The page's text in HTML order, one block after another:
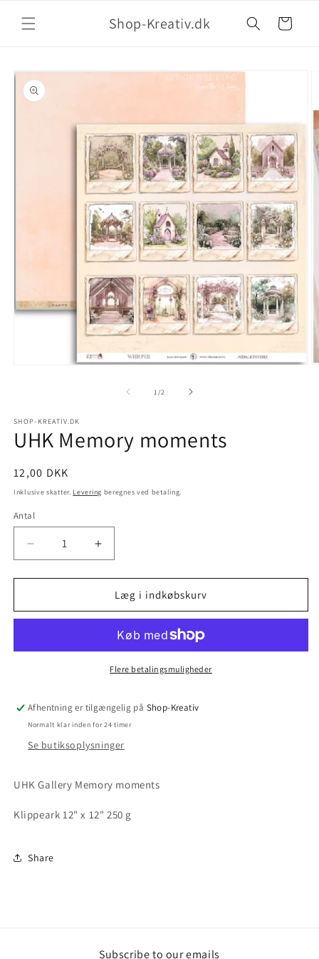
Shop-Kreativ.dk Indkøbskurv
1 /2
SHOP-KREATIV.DK
UHK Memory moments
12,00 DKK
Inklusive skatter. Levering beregnes ved betaling.
Antal
Læg i indkøbskurv
Flere betalingsmuligheder
Afhentning er tilgængelig på Shop-Kreativ
Normalt klar inden for 24 timer
Se butiksoplysninger
UHK Gallery Memory moments
Klippeark 12" x 12" 250 g
Share
Subscribe to our emails